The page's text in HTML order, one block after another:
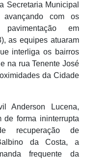
Secretaria Municipal
avançando com os
em
as equipes atuaram
interliga os bairros
na rua Tenente José
da Cidade
Anderson Lucena,
de forma ininterrupta
recuperação de
da Costa, a
frequente da